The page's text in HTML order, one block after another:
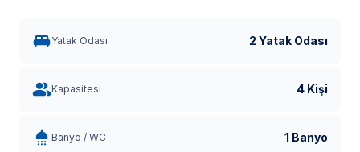
Yatak Odası 2 Yatak Odası
Kapasitesi 4 Kişi
Banyo / WC 1 Banyo